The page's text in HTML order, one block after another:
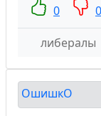
0
0
либералы
ОшишкО